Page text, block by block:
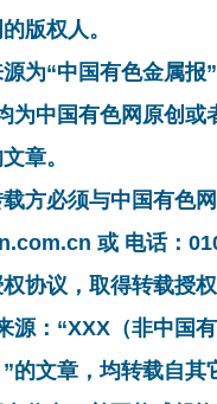
版权人。
为“中国有色金属报
为中国有色网原创或
章。
方必须与中国有色网
或 电话：
协议，取得转载授权
源：“XXX（非中国
的文章，均转载自其